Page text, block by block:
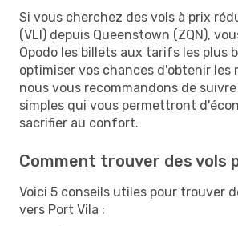
Si vous cherchez des vols à prix
(VLI) depuis Queenstown (ZQN),
Opodo les billets aux tarifs les plus
optimiser vos chances d'obtenir les
nous vous recommandons de
simples qui vous permettront
sacrifier au confort.
Comment trouver des vols
Voici 5 conseils utiles pour trouver
vers Port Vila :